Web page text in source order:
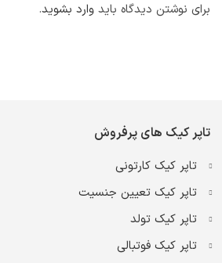
برای نوشتن دیدگاه باید وارد بشوید.
تاپر کیک های پرفروش
تاپر کیک کارتونی
تاپر کیک تعیین جنسیت
تاپر کیک تولد
تاپر کیک فوتبالی